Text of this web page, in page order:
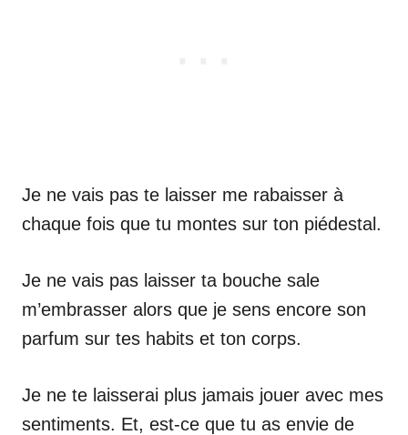
Je ne vais pas te laisser me rabaisser à
chaque fois que tu montes sur ton piédestal.
Je ne vais pas laisser ta bouche sale
m’embrasser alors que je sens encore son
parfum sur tes habits et ton corps.
Je ne te laisserai plus jamais jouer avec mes
sentiments. Et, est-ce que tu as envie de